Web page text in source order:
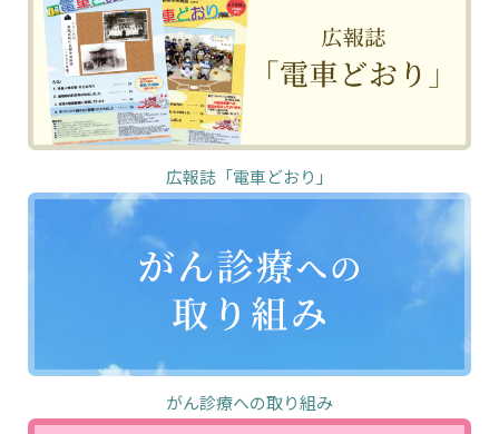
広報誌「電車どおり」
がん診療への取り組み